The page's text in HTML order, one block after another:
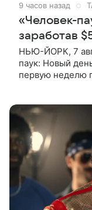
9 часов назад
«Человек-
заработав
НЬЮ-ЙОРК, 7
паук: Новый
первую неделю